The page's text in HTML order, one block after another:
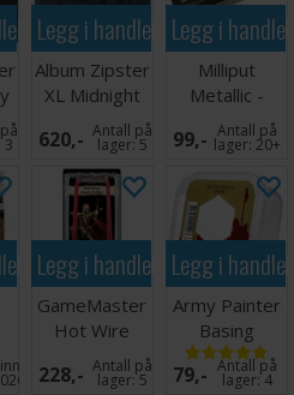
3
Legg i handlekurven
Album Zipster
XL Midnight
Blue 24-
pocket
620,- Antall på
lager:5
Legg i
Milliput
Metallic -
113g
99,- Antall på
lager:20+
Legg i handlekurven
GameMaster
Hot Wire
Foam Cutter
228,- Antall på
lager:5
Legg i
Army Painter
Basing
Battlefield
Snow
79,- Antall på
lager:4